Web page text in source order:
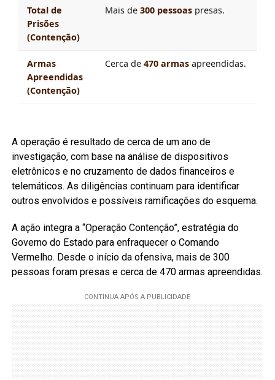
Total de
Prisões
(Contenção)
Mais de 300 pessoaspresas.
Armas
Apreendidas
(Contenção)
Cerca de 470 armasapreendidas.
A operação é resultado de cerca de um ano de
investigação, com base na análise de dispositivos
eletrônicos e no cruzamento de dados financeiros e
telemáticos. As diligências continuam para identificar
outros envolvidos e possíveis ramificações do esquema.
A ação integra a “Operação Contenção”, estratégia do
Governo do Estado para enfraquecer o Comando
Vermelho. Desde o início da ofensiva, mais de 300
pessoas foram presas e cerca de 470 armas apreendidas.